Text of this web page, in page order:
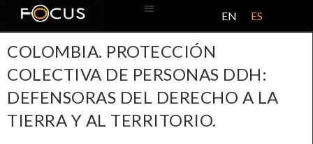
EN ES
COLOMBIA. PROTECCIÓN
COLECTIVA DE PERSONAS DDH:
DEFENSORAS DEL DERECHO A LA
TIERRA Y AL TERRITORIO.